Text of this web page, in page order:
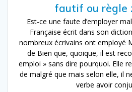
fautif ou règle
Est-ce une faute d’employer
Française écrit dans son
nombreux écrivains ont employé
de Bien que, quoique, il est
emploi » sans dire pourquoi. Elle
de malgré que mais selon elle, il
verbe avoir